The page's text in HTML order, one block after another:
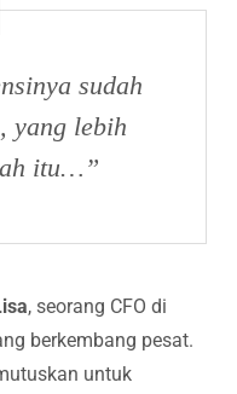
sudah
yang lebih
itu…”
, seorang CFO di
berkembang pesat.
untuk